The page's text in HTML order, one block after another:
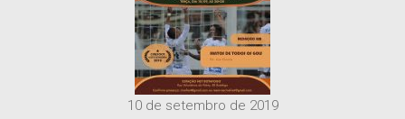
10 de setembro de 2019